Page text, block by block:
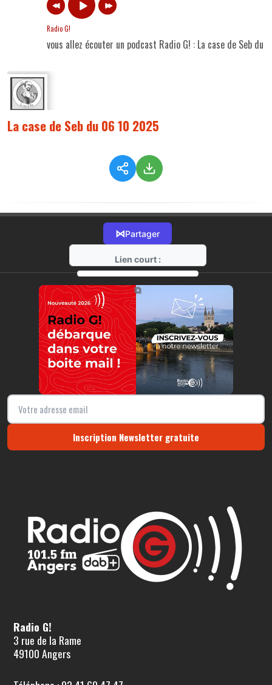
Radio G!
vous allez écouter un podcast Radio G! : La case de Seb du
La case de Seb du 06 10 2025
⋈Partager
Lien court :
https://radio-g.fr?18475
⧉
Inscription Newsletter gratuite
Radio G!
3 rue de la Rame
49100 Angers